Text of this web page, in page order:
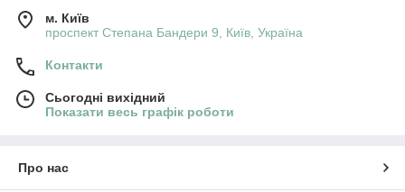
м. Київ
проспект Степана Бандери 9, Київ, Україна
Контакти
Сьогодні вихідний
Показати весь графік роботи
Про нас